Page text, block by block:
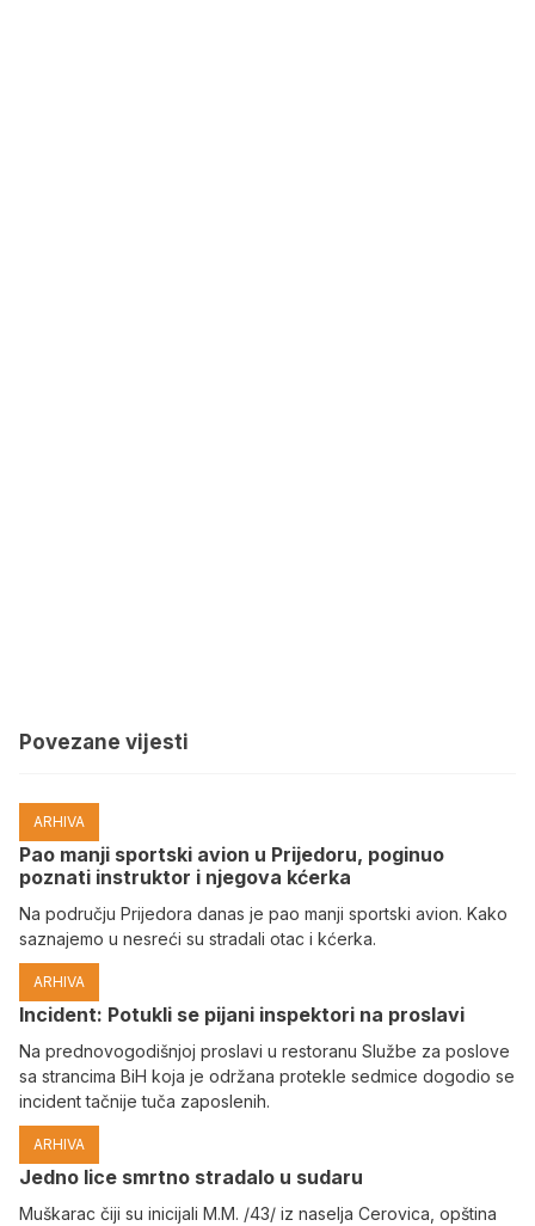
Povezane vijesti
ARHIVA
Pao manji sportski avion u Prijedoru, poginuo
poznati instruktor i njegova kćerka
Na području Prijedora danas je pao manji sportski avion. Kako
saznajemo u nesreći su stradali otac i kćerka.
ARHIVA
Incident: Potukli se pijani inspektori na proslavi
Na prednovogodišnjoj proslavi u restoranu Službe za poslove
sa strancima BiH koja je održana protekle sedmice dogodio se
incident tačnije tuča zaposlenih.
ARHIVA
Јedno lice smrtno stradalo u sudaru
Muškarac čiji su inicijali M.M. /43/ iz naselja Cerovica, opština